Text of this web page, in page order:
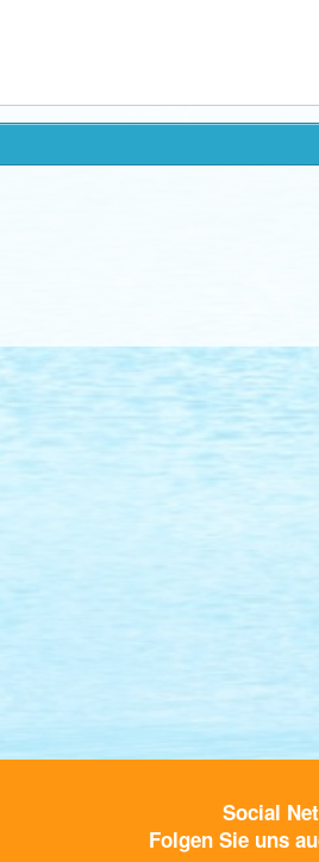
Social
Folgen Sie uns